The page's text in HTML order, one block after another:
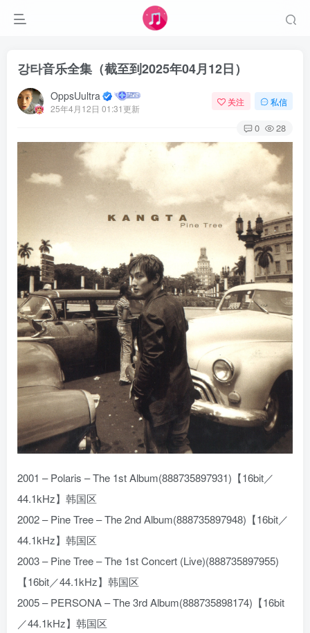
강타音乐全集（截至到2025年04月12日）
OppsUultra
25年4月12日 01:31更新
关注 私信
0 28
2001 – Polaris – The 1st Album(888735897931)【16bit／
44.1kHz】韩国区
2002 – Pine Tree – The 2nd Album(888735897948)【16bit／
44.1kHz】韩国区
2003 – Pine Tree – The 1st Concert (Live)(888735897955)
【16bit／44.1kHz】韩国区
2005 – PERSONA – The 3rd Album(888735898174)【16bit
／44.1kHz】韩国区